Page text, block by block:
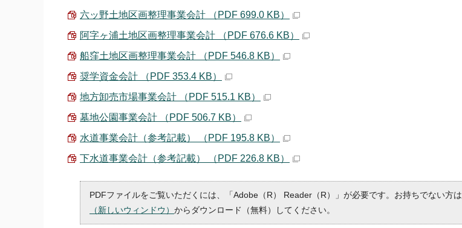
六ッ野土地区画整理事業会計 （PDF 699.0 KB）
阿字ヶ浦土地区画整理事業会計 （PDF 676.6 KB）
船窪土地区画整理事業会計 （PDF 546.8 KB）
奨学資金会計 （PDF 353.4 KB）
地方卸売市場事業会計 （PDF 515.1 KB）
墓地公園事業会計 （PDF 506.7 KB）
水道事業会計（参考記載） （PDF 195.8 KB）
下水道事業会計（参考記載） （PDF 226.8 KB）
PDFファイルをご覧いただくには、「Adobe（R） Reader（R）」が必要です。お持ちでない方は
（新しいウィンドウ） からダウンロード（無料）してください。